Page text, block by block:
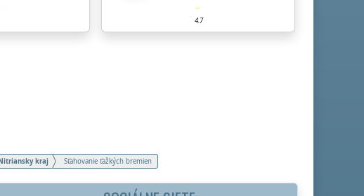
4.7
kraj Sťahovanie ťažkých bremien